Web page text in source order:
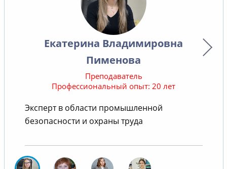
Екатерина Владимировна
Пименова
Преподаватель
Профессиональный опыт: 20 лет
Эксперт в области промышленной
безопасности и охраны труда